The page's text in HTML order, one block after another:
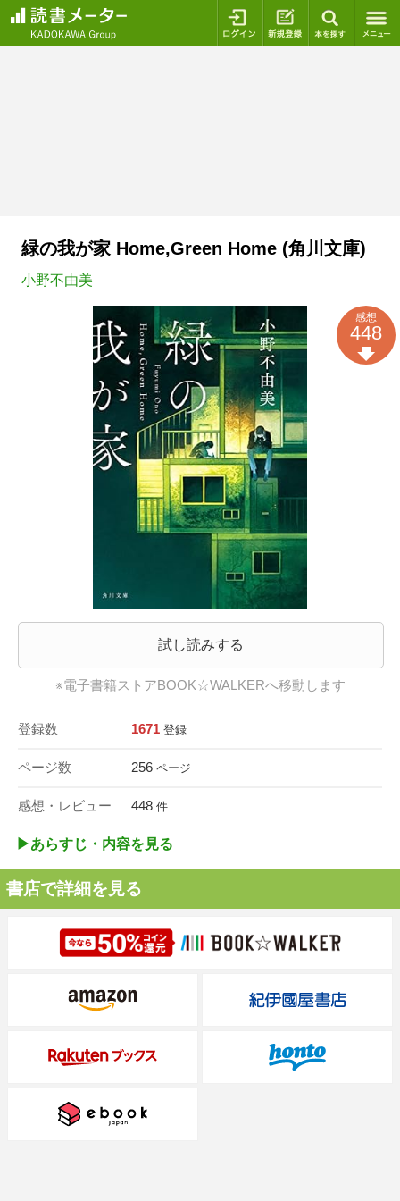
ログイン 新規登録
緑の我が家 Home,Green Home (角川文庫)
小野不由美
試し読みする
※電子書籍ストアBOOK☆WALKERへ移動します
登録数 1671 登録
ページ数 256 ページ
感想・レビュー 448 件
感想
448
▶︎あらすじ・内容を見る
書店で詳細を見る